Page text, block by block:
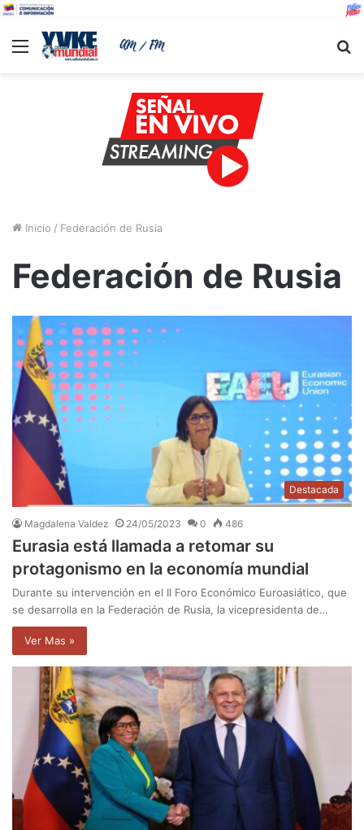
Menu
Inicio / Federación de Rusia
Federación de Rusia
Destacada
Magdalena Valdez 24/05/2023 0 486
Eurasia está llamada a retomar su
protagonismo en la economía mundial
Durante su intervención en el II Foro Económico Euroasiático, que
se desarrolla en la Federación de Rusia, la vicepresidenta de…
Ver Mas »